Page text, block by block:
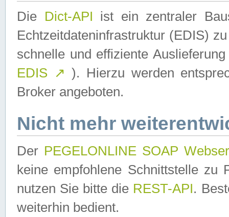
Die Dict-API ist ein zentraler
Echtzeitdateninfrastruktur (EDIS)
schnelle und effiziente
EDIS ↗ ). Hierzu werden
Broker angeboten.
Nicht mehr
Der PEGELONLINE SOAP
keine empfohlene Schnittstelle zu
nutzen Sie bitte die REST-API.
weiterhin bedient.